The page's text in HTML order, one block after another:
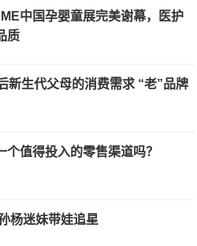
中国孕婴童展完美谢幕，医护
质
新生代父母的消费需求 “老”品牌
个值得投入的零售渠道吗？
杨迷妹带娃追星